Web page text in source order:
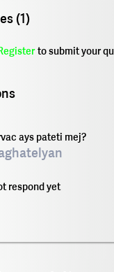
(1)
to submit your
ays pateti mej?
respond yet